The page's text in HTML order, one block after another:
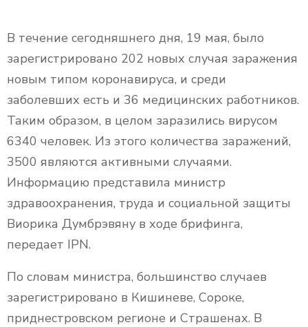
В течение сегодняшнего дня, 19 мая, было
зарегистрировано 202 новых случая заражения
новым типом коронавируса, и среди
заболевших есть и 36 медицинских работников.
Таким образом, в целом заразились вирусом
6340 человек. Из этого количества заражений,
3500 являются активными случаями.
Информацию представила министр
здравоохранения, труда и социальной защиты
Виорика Думбрэвяну в ходе брифинга,
передает IPN.
По словам министра, большинство случаев
зарегистрировано в Кишиневе, Сороке,
приднестровском регионе и Страшенах. В